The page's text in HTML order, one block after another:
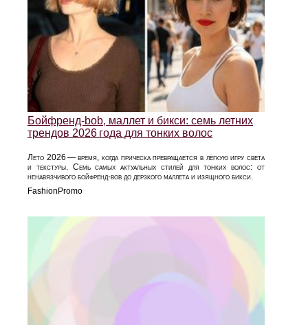
Бойфренд‑bob, маллет и бикси: семь летних
трендов 2026 года для тонких волос
Лето 2026 — время, когда прическа превращается в лёгкую игру света
и текстуры. Семь самых актуальных стилей для тонких волос: от
ненавязчивого бойфренд‑bob до дерзкого маллета и изящного бикси.
FashionPromo